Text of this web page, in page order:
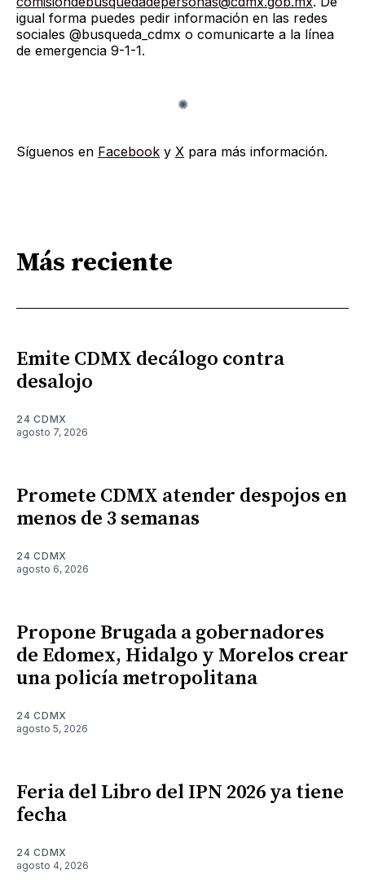
igual forma puedes pedir información en las redes
sociales @busqueda_cdmx o comunicarte a la línea
de emergencia 9-1-1.
Síguenos en Facebook y X para más información.
Más reciente
Emite CDMX decálogo contra
desalojo
24 CDMX
agosto 7, 2026
Promete CDMX atender despojos en
menos de 3 semanas
24 CDMX
agosto 6, 2026
Propone Brugada a gobernadores
de Edomex, Hidalgo y Morelos crear
una policía metropolitana
24 CDMX
agosto 5, 2026
Feria del Libro del IPN 2026 ya tiene
fecha
24 CDMX
agosto 4, 2026